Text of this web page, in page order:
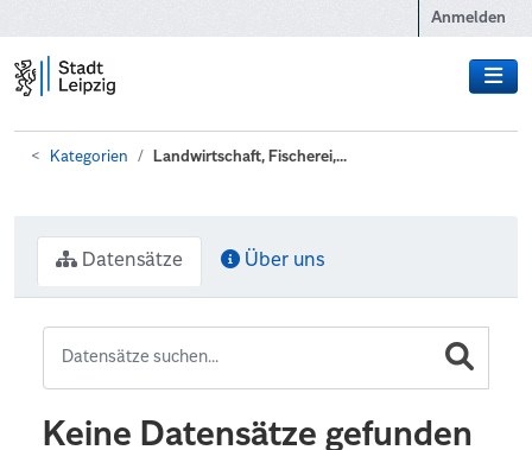
Anmelden
Kategorien Landwirtschaft, Fischerei,...
Datensätze Über uns
Keine Datensätze gefunden